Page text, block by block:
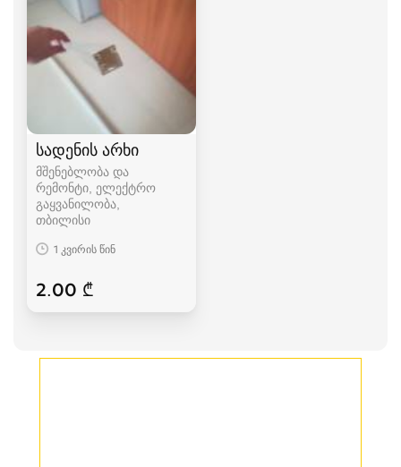
სადენის არხი
მშენებლობა და
რემონტი, ელექტრო
გაყვანილობა
თბილისი
1 კვირის წინ
2.00 ₾